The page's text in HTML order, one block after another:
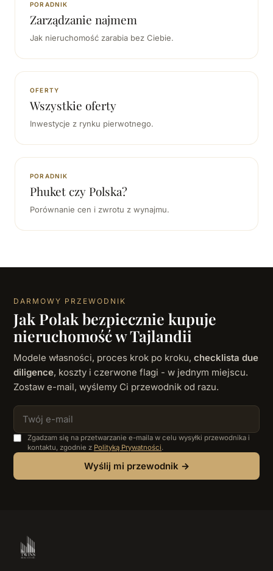
PORADNIK
Zarządzanie najmem
Jak nieruchomość zarabia bez Ciebie.
OFERTY
Wszystkie oferty
Inwestycje z rynku pierwotnego.
PORADNIK
Phuket czy Polska?
Porównanie cen i zwrotu z wynajmu.
DARMOWY PRZEWODNIK
Jak Polak bezpiecznie kupuje
nieruchomość w Tajlandii
Modele własności, proces krok po kroku, checklista due
diligence, koszty i czerwone flagi - w jednym miejscu.
Zostaw e-mail, wyślemy Ci przewodnik od razu.
Zgadzam się na przetwarzanie e-maila w celu wysyłki przewodnika i
kontaktu, zgodnie z Polityką Prywatności.
Wyślij mi przewodnik →